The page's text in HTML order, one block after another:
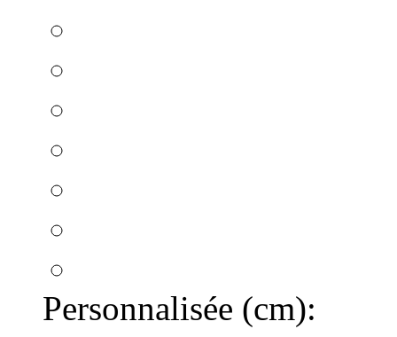
Personnalisée (cm):